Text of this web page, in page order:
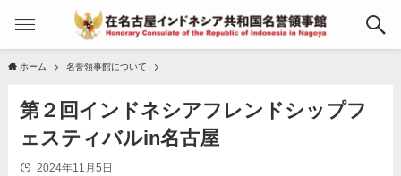
ホーム 名誉領事館について
第２回インドネシアフレンドシップフ
ェスティバルin名古屋
2024年11月5日